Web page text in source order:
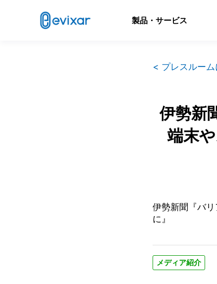
製品・サービス
< プレスルーム
伊勢新
端末
伊勢新聞『バ
に』
メディア紹介